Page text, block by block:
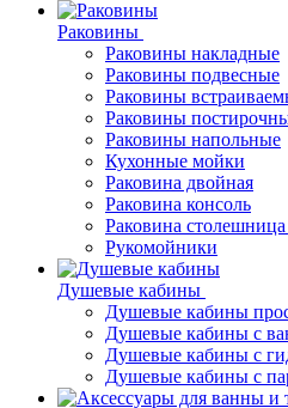
Раковины
Раковины накладные
Раковины подвесные
Раковины
Раковины
Раковины напольные
Кухонные мойки
Раковина двойная
Раковина консоль
Раковина
Рукомойники
Душевые кабины
Душевые кабины
Душевые кабины с
Душевые кабины с
Душевые кабины с